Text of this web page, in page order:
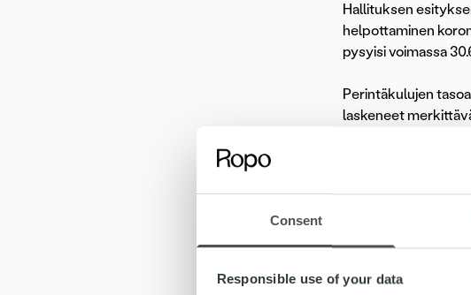
Consent
Responsible use of your data
Hallituksen
helpottaminen
pysyisi voimassa
Perintäkulujen
laskeneet
Olemme
siirryimme
valmiuslain
yritysperinnän
Toistaiseksi